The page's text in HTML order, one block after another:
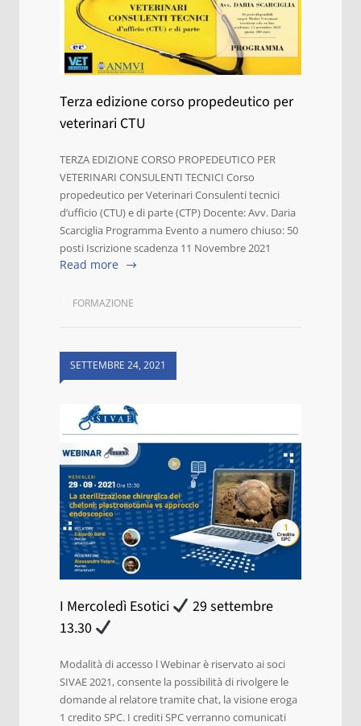
Terza edizione corso propedeutico per
veterinari CTU
TERZA EDIZIONE CORSO PROPEDEUTICO PER
VETERINARI CONSULENTI TECNICI Corso
propedeutico per Veterinari Consulenti tecnici
d’ufficio (CTU) e di parte (CTP) Docente: Avv. Daria
Scarciglia Programma Evento a numero chiuso: 50
posti Iscrizione scadenza 11 Novembre 2021
Read more
FORMAZIONE
SETTEMBRE 24, 2021
I Mercoledì Esotici
29 settembre
13.30
Modalità di accesso l Webinar è riservato ai soci
SIVAE 2021, consente la possibilità di rivolgere le
domande al relatore tramite chat, la visione eroga
1 credito SPC. I crediti SPC verranno comunicati